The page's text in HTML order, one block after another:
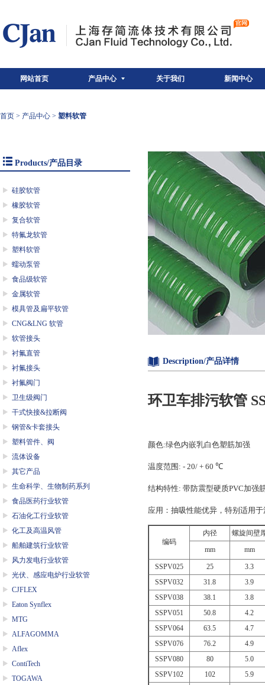
网站首页 产品中心 关于我们 新闻中心
首页 > 产品中心 > 塑料软管
Products/产品目录
硅胶软管
橡胶软管
复合软管
特氟龙软管
塑料软管
蠕动泵管
食品级软管
金属软管
模具管及扁平软管
CNG&LNG 软管
软管接头
衬氟直管
衬氟接头
衬氟阀门
卫生级阀门
干式快接&拉断阀
钢管&卡套接头
塑料管件、阀
流体设备
其它产品
生命科学、生物制药系列
食品医药行业软管
石油化工行业软管
化工及高温风管
船舶建筑行业软管
风力发电行业软管
光伏、感应电炉行业软管
CJFLEX
Eaton Synflex
MTG
ALFAGOMMA
Aflex
ContiTech
TOGAWA
Description/产品详情
环卫车排污软管
颜色:绿色内嵌乳白色塑筋加强
温度范围 : - 20/ + 60 ℃
结构特性: 带防震型硬质PVC加强
应用：抽吸性能优异，特别适用
编码
内径
螺旋间壁
mm
mm
SSPV025 25
3.3
SSPV032
31.8
3.9
SSPV038
38.1
3.8
SSPV051
50.8
4.2
SSPV064
63.5
4.7
SSPV076
76.2
4.9
SSPV080
80
5.0
SSPV102
102
5.9